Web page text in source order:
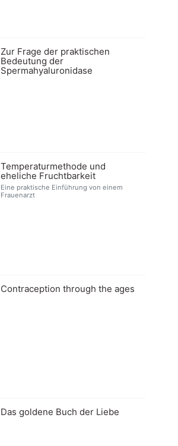
Zur Frage der praktischen
Bedeutung der
Spermahyaluronidase
Temperaturmethode und
eheliche Fruchtbarkeit
Eine praktische Einführung von einem
Frauenarzt
Contraception through the ages
Das goldene Buch der Liebe